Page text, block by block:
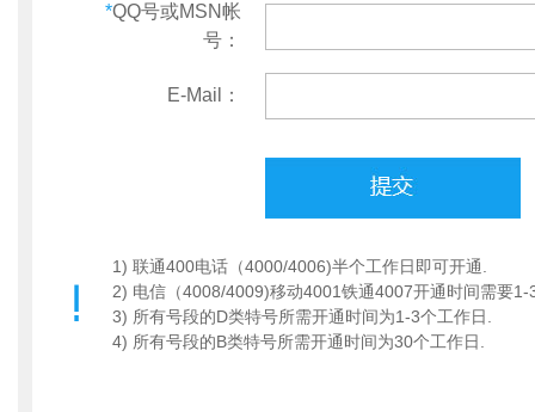
*QQ号或MSN帐
号：
E-Mail：
1) 联通400电话（4000/4006)半个工作日即可开通.
2) 电信（4008/4009)移动4001铁通4007开通时间需要1-
3) 所有号段的D类特号所需开通时间为1-3个工作日.
4) 所有号段的B类特号所需开通时间为30个工作日.